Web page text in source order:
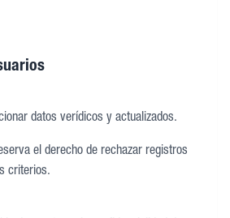
datos verídicos y actualizados.
el derecho de rechazar registros
criterios.